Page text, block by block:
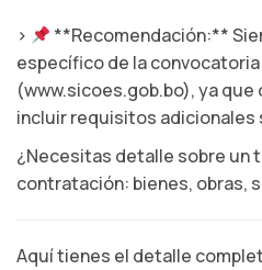
>
**Recomendación:**
específico de la convocatoria
(www.sicoes.gob.bo), ya
incluir requisitos adicionales
¿Necesitas detalle sobre un
contratación: bienes, obras,
Aquí tienes el detalle